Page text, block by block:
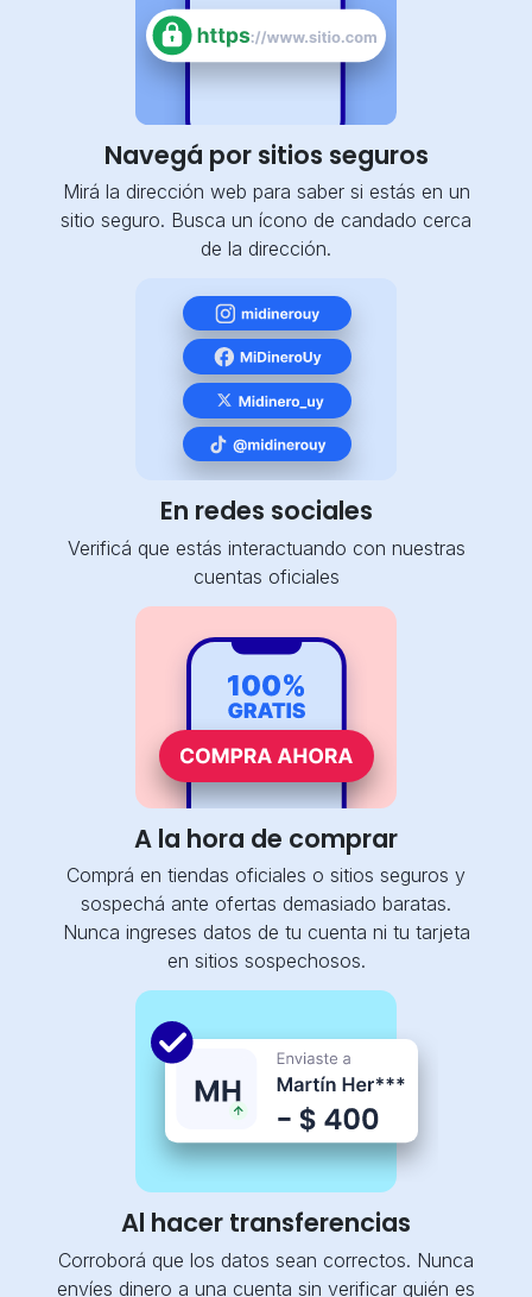
Navegá por sitios seguros
Mirá la dirección web para saber si estás en un
sitio seguro. Busca un ícono de candado cerca
de la dirección.
En redes sociales
Verificá que estás interactuando con nuestras
cuentas oficiales
A la hora de comprar
Comprá en tiendas oficiales o sitios seguros y
sospechá ante ofertas demasiado baratas.
Nunca ingreses datos de tu cuenta ni tu tarjeta
en sitios sospechosos.
Al hacer transferencias
Corroborá que los datos sean correctos. Nunca
envíes dinero a una cuenta sin verificar quién es